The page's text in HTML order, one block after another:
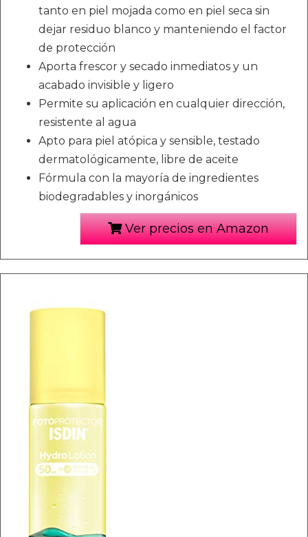
tanto en piel mojada como en piel seca sin
dejar residuo blanco y manteniendo el factor
de protección
Aporta frescor y secado inmediatos y un
acabado invisible y ligero
Permite su aplicación en cualquier dirección,
resistente al agua
Apto para piel atópica y sensible, testado
dermatológicamente, libre de aceite
Fórmula con la mayoría de ingredientes
biodegradables y inorgánicos
Ver precios en Amazon